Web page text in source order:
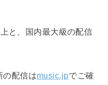
と、国内最大級の配信
配信はmusic.jpでご確